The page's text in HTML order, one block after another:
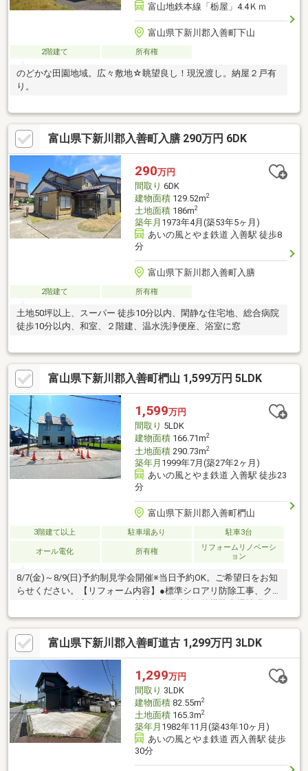
富山地鉄本線「栃屋」4.4Ｋｍ
富山県下新川郡入善町下山
2階建て 所有権
のどかな田園地域。広々敷地☆眺望良し！現況渡し。納屋２戸有
り。
富山県下新川郡入善町入膳 290万円 6DK
290万円
間取り 6DK
建物面積129.52m2
土地面積186m2
築年月 1973年4月(築53年5ヶ月)
あいの風とやま鉄道 入善駅 徒歩8
分
富山県下新川郡入善町入膳
2階建て 所有権
土地50坪以上、スーパー 徒歩10分以内、閑静な住宅地、総合病院
徒歩10分以内、和室、２階建、温水洗浄便座、浴室に窓
富山県下新川郡入善町椚山 1,599万円 5LDK
1,599万円
間取り 5LDK
建物面積166.71m2
土地面積290.73m2
築年月 1999年7月(築27年2ヶ月)
あいの風とやま鉄道 入善駅 徒歩23
分
富山県下新川郡入善町椚山
3階建て以上 駐車場あり 駐車3台
オール電化 所有権
リフォームリノベーシ
ョン
8/7(金)～8/9(日)予約制見学会開催※当日予約OK。ご希望日をお知
らせください。【リフォーム内容】●標準シロアリ防除工事、ク
庭木伐採【おすすめポイント】・本物件は条件により住宅ローン
減税が適用されます。・雨漏り、構造上主要な部分の欠陥や・腐
食、給排水管の故障や漏水についてお引渡しより２年間保証。・
シロアリ防除工事施工後5年間保証。・新品の照明器具設置予定な
ので入居後にすぐに生活が始められます。・お客様に合わせたロ
ーンの組み方や金融機関をご提案。住宅ローンが初めての方でも
お
富山県下新川郡入善町道古 1,299万円 3LDK
1,299万円
間取り 3LDK
建物面積82.55m2
土地面積165.3m2
築年月 1982年11月(築43年10ヶ月)
あいの風とやま鉄道 西入善駅 徒歩
30分